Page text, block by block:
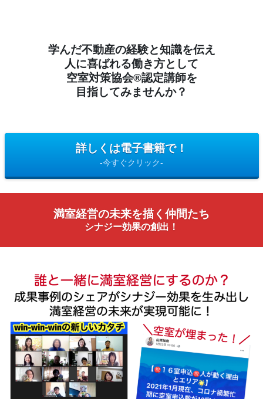
学んだ不動産の経験と知識を伝え
人に喜ばれる働き方として
空室対策協会®︎認定講師を
目指してみませんか？
詳しくは電子書籍で！
-今すぐクリック-
満室経営の未来を描く仲間たち
シナジー効果の創出！